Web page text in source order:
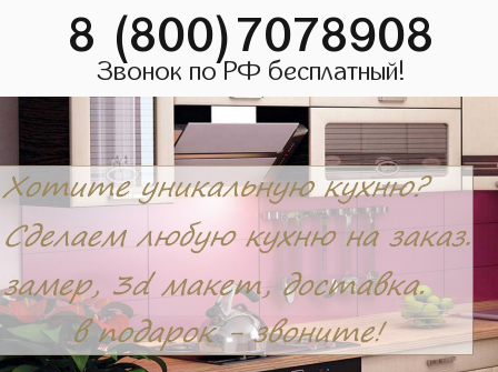
8 (800)7078908
Звонок по РФ бесплатный!